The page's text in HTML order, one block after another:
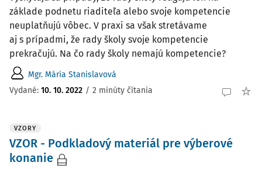
základe podnetu riaditeľa alebo svoje kompetencie
neuplatňujú vôbec. V praxi sa však stretávame
aj s prípadmi, že rady školy svoje kompetencie
prekračujú. Na čo rady školy nemajú kompetencie?
Mgr. Mária Stanislavová
Vydané: 10. 10. 2022 / 2 minúty čítania
VZORY
VZOR - Podkladový materiál pre výberové
konanie